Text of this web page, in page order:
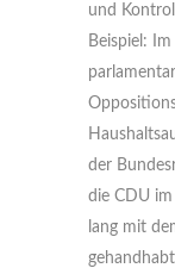
und
Beispiel:
der
die CDU im
lang mit